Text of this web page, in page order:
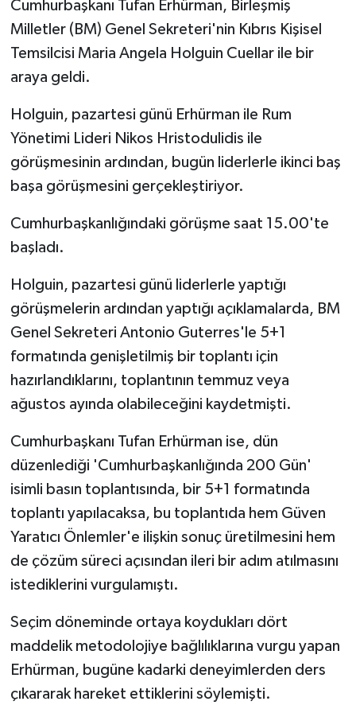
Cumhurbaşkanı Tufan Erhürman, Birleşmiş
Milletler (BM) Genel Sekreteri'nin Kıbrıs Kişisel
Temsilcisi Maria Angela Holguin Cuellar ile bir
araya geldi.
Holguin, pazartesi günü Erhürman ile Rum
Yönetimi Lideri Nikos Hristodulidis ile
görüşmesinin ardından, bugün liderlerle ikinci baş
başa görüşmesini gerçekleştiriyor.
Cumhurbaşkanlığındaki görüşme saat 15.00'te
başladı.
Holguin, pazartesi günü liderlerle yaptığı
görüşmelerin ardından yaptığı açıklamalarda, BM
Genel Sekreteri Antonio Guterres'le 5+1
formatında genişletilmiş bir toplantı için
hazırlandıklarını, toplantının temmuz veya
ağustos ayında olabileceğini kaydetmişti.
Cumhurbaşkanı Tufan Erhürman ise, dün
düzenlediği 'Cumhurbaşkanlığında 200 Gün'
isimli basın toplantısında, bir 5+1 formatında
toplantı yapılacaksa, bu toplantıda hem Güven
Yaratıcı Önlemler'e ilişkin sonuç üretilmesini hem
de çözüm süreci açısından ileri bir adım atılmasını
istediklerini vurgulamıştı.
Seçim döneminde ortaya koydukları dört
maddelik metodolojiye bağlılıklarına vurgu yapan
Erhürman, bugüne kadarki deneyimlerden ders
çıkararak hareket ettiklerini söylemişti.
MAGAZİN
Nöbetçi Eczaneler
ÖZEL HABER
SAĞLIK
SPOR
TATLISU
TİCARET
YAŞAM